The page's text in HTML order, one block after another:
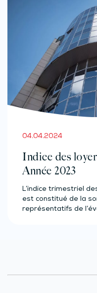
04.04.2024
Indice des
Année 2023
L’indice trimestriel
est constitué de la
représentatifs de